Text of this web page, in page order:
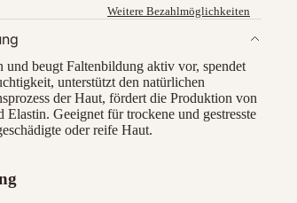
Weitere Bezahlmöglichkeiten
und beugt Faltenbildung aktiv vor, spendet
unterstützt den natürlichen
der Haut, fördert die Produktion von
Elastin. Geeignet für trockene und gestresste
oder reife Haut.